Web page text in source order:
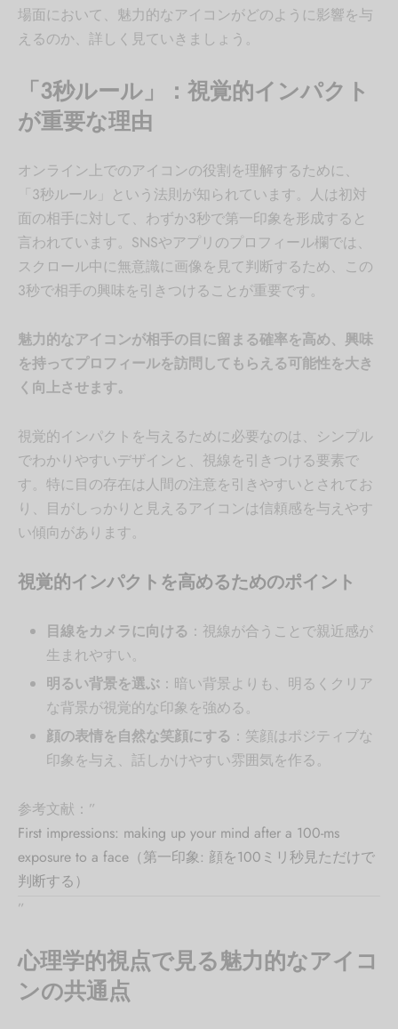
場面において、魅力的なアイコンがどのように影響を与
えるのか、詳しく見ていきましょう。
「3秒ルール」：視覚的インパクト
が重要な理由
オンライン上でのアイコンの役割を理解するために、
「3秒ルール」という法則が知られています。人は初対
面の相手に対して、わずか3秒で第一印象を形成すると
言われています。SNSやアプリのプロフィール欄では、
スクロール中に無意識に画像を見て判断するため、この
3秒で相手の興味を引きつけることが重要です。
魅力的なアイコンが相手の目に留まる確率を高め、興味
を持ってプロフィールを訪問してもらえる可能性を大き
く向上させます。
視覚的インパクトを与えるために必要なのは、シンプル
でわかりやすいデザインと、視線を引きつける要素で
す。特に目の存在は人間の注意を引きやすいとされてお
り、目がしっかりと見えるアイコンは信頼感を与えやす
い傾向があります。
視覚的インパクトを高めるためのポイント
目線をカメラに向ける ：視線が合うことで親近感が
生まれやすい。
明るい背景を選ぶ：暗い背景よりも、明るくクリア
な背景が視覚的な印象を強める。
顔の表情を自然な笑顔にする ：笑顔はポジティブな
印象を与え、話しかけやすい雰囲気を作る。
参考文献：”
First impressions: making up your mind after a 100-ms
exposure to a face（第一印象: 顔を100ミリ秒見ただけで
判断する）
”
心理学的視点で見る魅力的なアイコ
ンの共通点